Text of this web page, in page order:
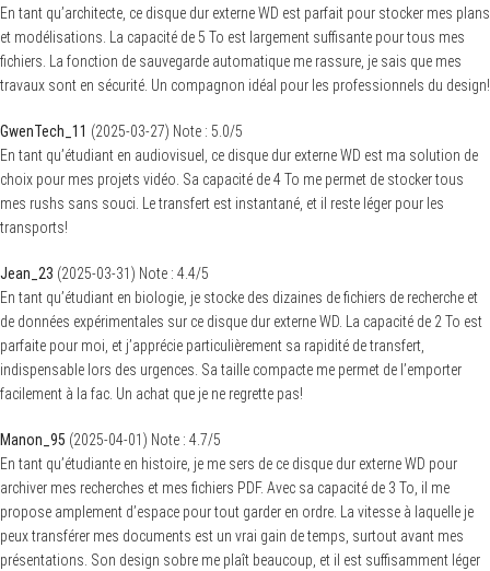
En tant qu’architecte, ce disque dur externe WD est parfait pour stocker mes plans
et modélisations. La capacité de 5 To est largement suffisante pour tous mes
fichiers. La fonction de sauvegarde automatique me rassure, je sais que mes
travaux sont en sécurité. Un compagnon idéal pour les professionnels du design!
GwenTech_11 (2025-03-27) Note : 5.0/5
En tant qu’étudiant en audiovisuel, ce disque dur externe WD est ma solution de
choix pour mes projets vidéo. Sa capacité de 4 To me permet de stocker tous
mes rushs sans souci. Le transfert est instantané, et il reste léger pour les
transports!
Jean_23 (2025-03-31) Note : 4.4/5
En tant qu’étudiant en biologie, je stocke des dizaines de fichiers de recherche et
de données expérimentales sur ce disque dur externe WD. La capacité de 2 To est
parfaite pour moi, et j’apprécie particulièrement sa rapidité de transfert,
indispensable lors des urgences. Sa taille compacte me permet de l’emporter
facilement à la fac. Un achat que je ne regrette pas!
Manon_95 (2025-04-01) Note : 4.7/5
En tant qu’étudiante en histoire, je me sers de ce disque dur externe WD pour
archiver mes recherches et mes fichiers PDF. Avec sa capacité de 3 To, il me
propose amplement d’espace pour tout garder en ordre. La vitesse à laquelle je
peux transférer mes documents est un vrai gain de temps, surtout avant mes
présentations. Son design sobre me plaît beaucoup, et il est suffisamment léger